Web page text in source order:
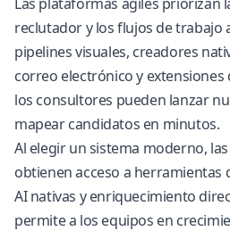
reclutador y los flujos de trabajo
pipelines visuales, creadores
correo electrónico y extensiones
los consultores pueden lanzar
mapear candidatos en minutos.
Al elegir un sistema moderno,
obtienen acceso a
AI nativas y enriquecimiento
permite a los equipos en